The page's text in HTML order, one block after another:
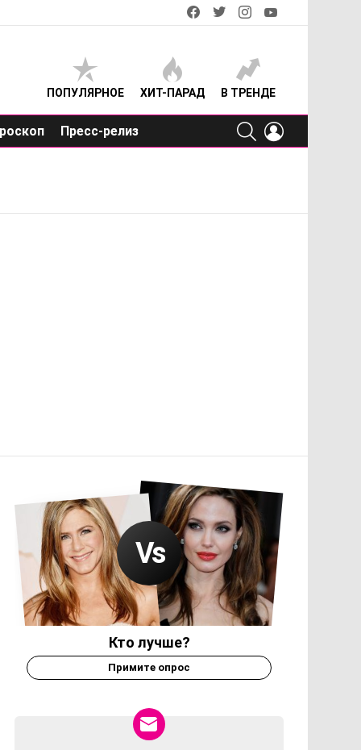
facebooktwitterinstagram
ПОПУЛЯРНОЕ ХИТ-ПАРАД В ТРЕНДЕ
Пресс-релиз
SEARCH
Кто лучше?
Примите опрос